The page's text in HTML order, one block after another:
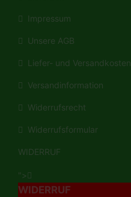
Impressum
Unsere AGB
Liefer- und Versandkosten
Versandinformation
Widerrufsrecht
Widerrufsformular
WIDERRUF
">
WIDERRUF